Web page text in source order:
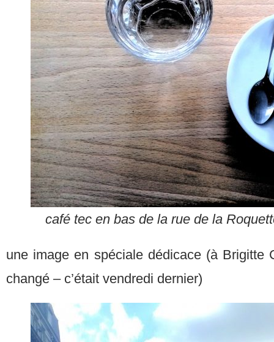
café tec en bas de la rue de la
une image en spéciale dédicace (à Brigitte
changé – c’était vendredi dernier)